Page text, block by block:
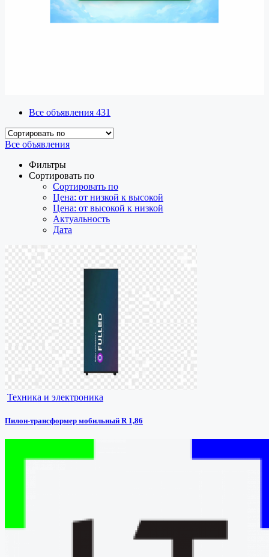
Все объявления 431
Все объявления
Фильтры
Сортировать по
Сортировать по
Цена: от низкой к высокой
Цена: от высокой к низкой
Актуальность
Дата
Техника и электроника
Пилон-трансформер мобильный R 1,86